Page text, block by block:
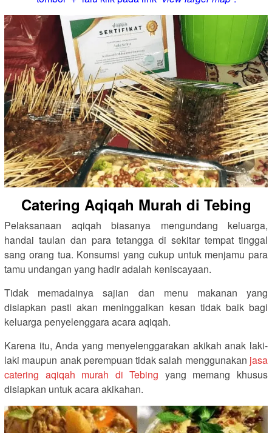
Catering Aqiqah Murah di Tebing
Pelaksanaan aqiqah biasanya mengundang keluarga,
handai taulan dan para tetangga di sekitar tempat tinggal
sang orang tua. Konsumsi yang cukup untuk menjamu para
tamu undangan yang hadir adalah keniscayaan.
Tidak memadainya sajian dan menu makanan yang
disiapkan pasti akan meninggalkan kesan tidak baik bagi
keluarga penyelenggara acara aqiqah.
Karena itu, Anda yang menyelenggarakan akikah anak laki-
laki maupun anak perempuan tidak salah menggunakan jasa
catering aqiqah murah di Tebing yang memang khusus
disiapkan untuk acara akikahan.